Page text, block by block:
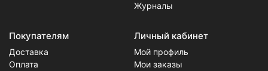
Журналы
Покупателям
Доставка
Оплата
Личный кабинет
Мой профиль
Мои заказы